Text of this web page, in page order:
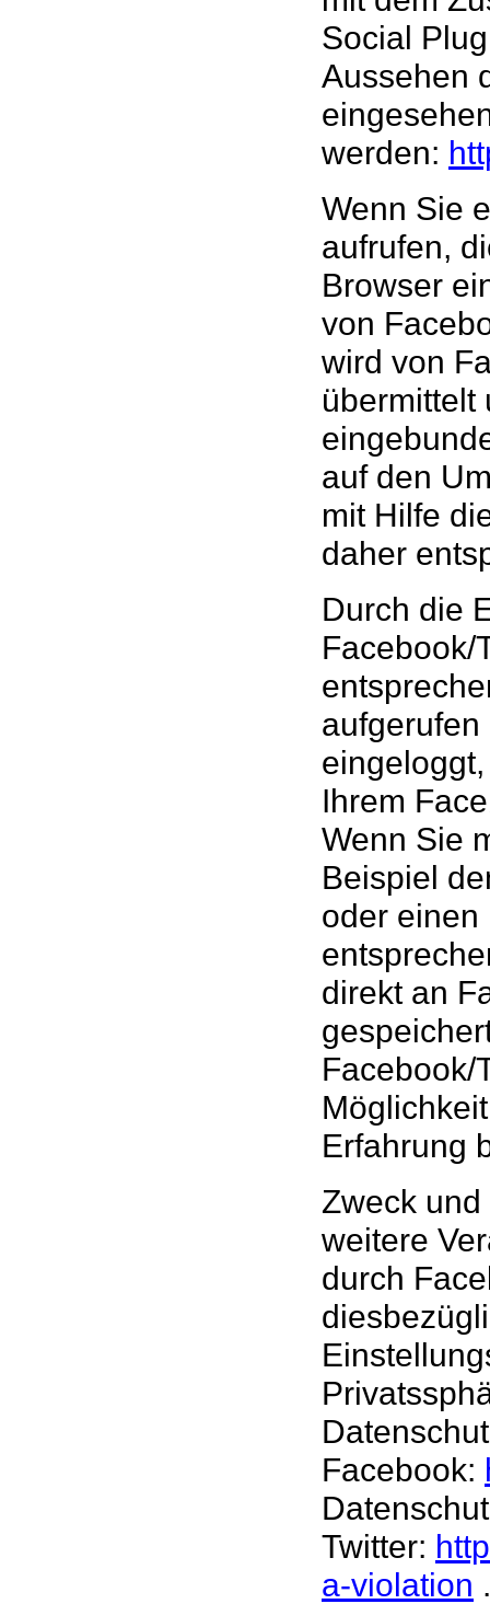
Social
Aussehen
werden:
Wenn Sie
aufrufen,
Browser
von
wird von
übermittelt
auf den
mit Hilfe
daher
Durch die
Facebook/
Ihrem
Wenn Sie
Beispiel
oder einen
direkt an
Facebook/
Erfahrung
Zweck
weitere
durch
Facebook:
Twitter:
a-violation .